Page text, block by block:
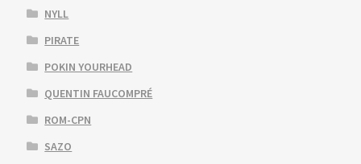
NYLL
PIRATE
POKIN YOURHEAD
QUENTIN FAUCOMPRÉ
ROM-CPN
SAZO